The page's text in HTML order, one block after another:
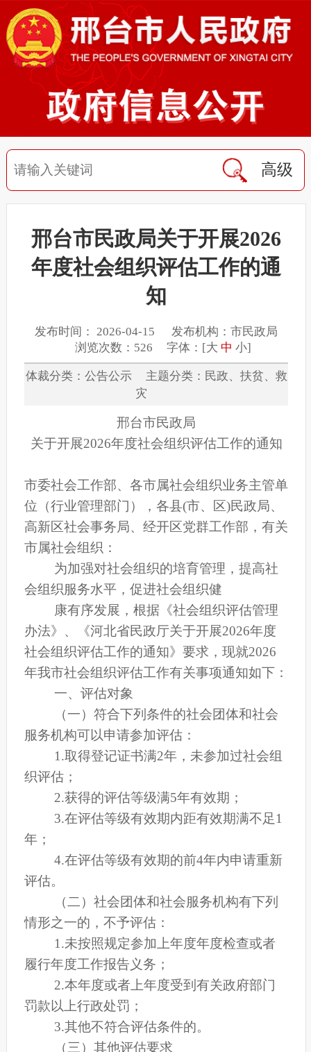
高级
邢台市民政局关于开展2026
年度社会组织评估工作的通
知
发布时间： 2026-04-15 发布机构：市民政局
浏览次数：526 字体：[大 中 小]
体裁分类：公告公示 主题分类：民政、扶贫、救
灾
邢台市民政局
关于开展2026年度社会组织评估工作的通知
市委社会工作部、各市属社会组织业务主管单
位（行业管理部门），各县(市、区)民政局、
高新区社会事务局、经开区党群工作部，有关
市属社会组织：
为加强对社会组织的培育管理，提高社
会组织服务水平，促进社会组织健
康有序发展，根据《社会组织评估管理
办法》 、《河北省民政厅关于开展2026年度
社会组织评估工作的通知》要求，现就2026
年我市社会组织评估工作有关事项通知如下：
一、评估对象
（一）符合下列条件的社会团体和社会
服务机构可以申请参加评估：
1.取得登记证书满2年，未参加过社会组
织评估；
2.获得的评估等级满5年有效期；
3.在评估等级有效期内距有效期满不足1
年；
4.在评估等级有效期的前4年内申请重新
评估。
（二）社会团体和社会服务机构有下列
情形之一的，不予评估：
1.未按照规定参加上年度年度检查或者
履行年度工作报告义务；
2.本年度或者上年度受到有关政府部门
罚款以上行政处罚；
3.其他不符合评估条件的。
（三）其他评估要求